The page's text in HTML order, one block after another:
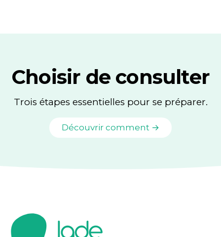
Choisir de consulter
Trois étapes essentielles pour se préparer.
Découvrir comment →